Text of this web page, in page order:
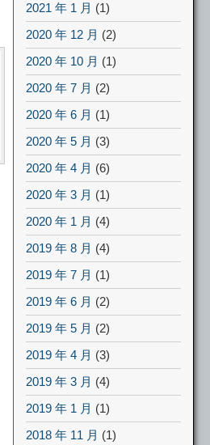
2021 年 1 月 (1)
2020 年 12 月 (2)
2020 年 10 月 (1)
2020 年 7 月 (2)
2020 年 6 月 (1)
2020 年 5 月 (3)
2020 年 4 月 (6)
2020 年 3 月 (1)
2020 年 1 月 (4)
2019 年 8 月 (4)
2019 年 7 月 (1)
2019 年 6 月 (2)
2019 年 5 月 (2)
2019 年 4 月 (3)
2019 年 3 月 (4)
2019 年 1 月 (1)
2018 年 11 月 (1)